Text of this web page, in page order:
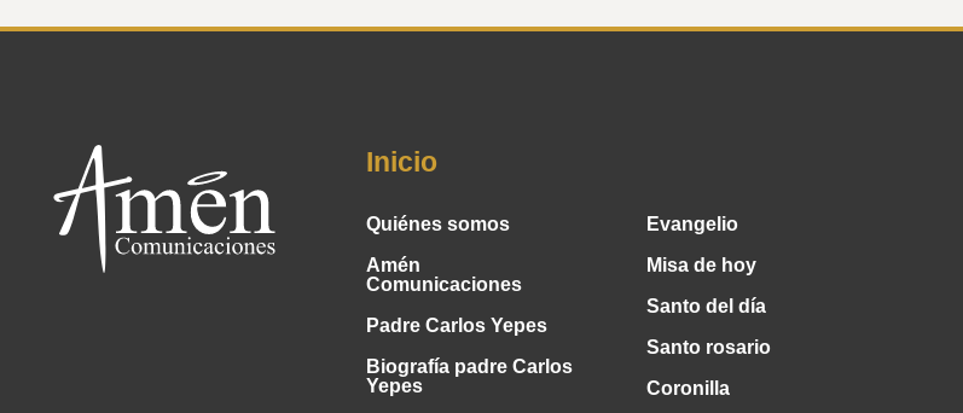
Inicio
Quiénes somos
Amén
Comunicaciones
Padre Carlos Yepes
Biografía padre Carlos
Yepes
Evangelio
Misa de hoy
Santo del día
Santo rosario
Coronilla